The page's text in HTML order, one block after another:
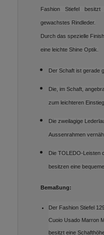
Fashion Stiefel
gewachstes Rindleder.
Durch das spezielle
eine leichte Shine Optik.
Der Schaft ist gerade
Die, im Schaft,
zum leichteren
Die zweilagige
Aussenrahmen
Die TOLEDO-Leisten
besitzen eine
Bemaßung:
Der Fashion Stiefel
Cuoio Usado Marron
besitzt eine